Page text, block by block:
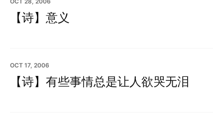
【诗】意义
OCT 17, 2006
【诗】有些事情总是让人欲哭无泪